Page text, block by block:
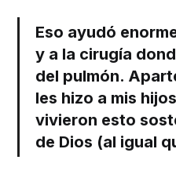
Eso ayudó
y a la cirugía
del pulmón.
les hizo a mis
vivieron esto
de Dios (al igual